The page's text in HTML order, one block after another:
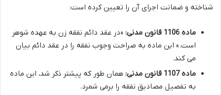
شناخته و ضمانت اجرای آن را تعیین کرده است:
ماده 1106 قانون مدنی:
«در عقد دائم نفقه زن به عهده شوهر
است.» این ماده به صراحت وجوب نفقه را در عقد دائم بیان
می کند.
ماده 1107 قانون مدنی:
همان طور که پیشتر ذکر شد، این ماده
به تفصیل مصادیق نفقه را برمی شمرد.